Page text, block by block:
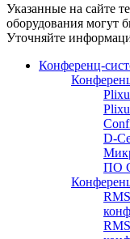
Указанные на сайте
оборудования могут
Уточняйте
Конференц-
D-
ПО